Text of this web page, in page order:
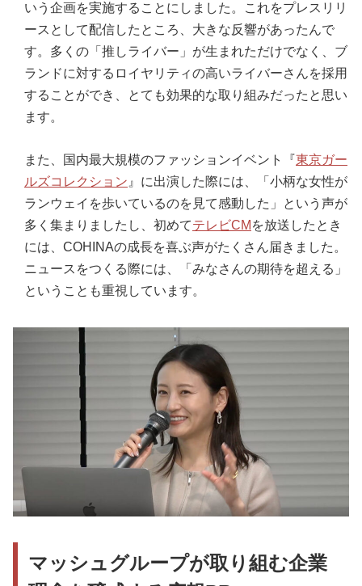
いう企画を実施することにしました。これをプレスリリ
ースとして配信したところ、大きな反響があったんで
す。多くの「推しライバー」が生まれただけでなく、ブ
ランドに対するロイヤリティの高いライバーさんを採用
することができ、とても効果的な取り組みだったと思い
ます。
また、国内最大規模のファッションイベント『東京ガー
ルズコレクション 』に出演した際には、「小柄な女性が
ランウェイを歩いているのを見て感動した」という声が
多く集まりましたし、初めてテレビCM を放送したとき
には、COHINAの成長を喜ぶ声がたくさん届きました。
ニュースをつくる際には、「みなさんの期待を超える」
ということも重視しています。
マッシュグループが取り組む企業